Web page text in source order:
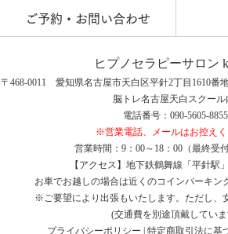
ご予約・お問い合わせ
ヒプノセラピーサロン
〒468-0011 愛知県名古屋市天白区平針2丁目1610番
脳トレ名古屋天白スクール
電話番号：090-5605-8855
※営業電話、メールはお控え
営業時間：9：00～18：00（最終受付
【アクセス】地下鉄鶴舞線「平針駅
お車でお越しの場合は近くのコインパーキン
※ご要望により出張もいたします。ただし、
(交通費を別途頂戴してい
プライバシーポリシー | 特定商取引法に基